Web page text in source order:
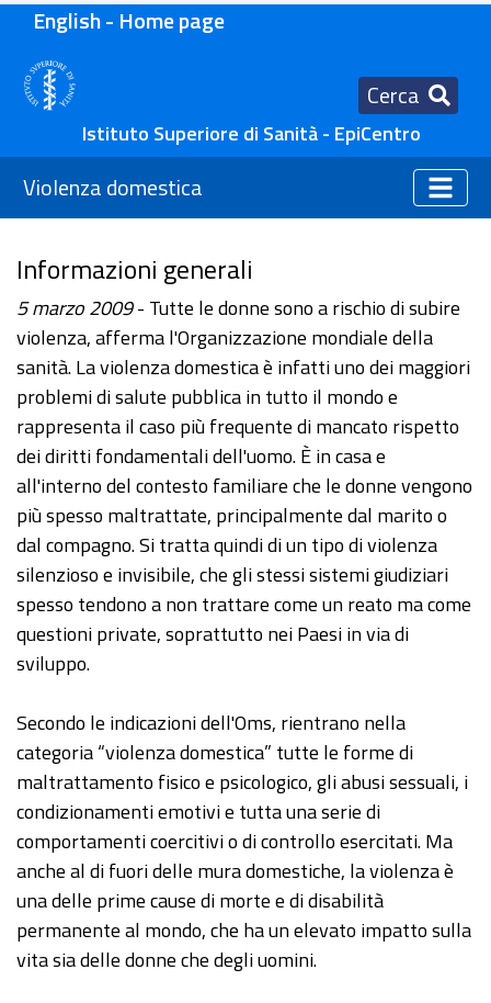
English - Home page
Cerca
Istituto Superiore di Sanità - EpiCentro
Violenza domestica
Informazioni generali
5 marzo 2009- Tutte le donne sono a rischio di subire
violenza, afferma l'Organizzazione mondiale della
sanità. La violenza domestica è infatti uno dei maggiori
problemi di salute pubblica in tutto il mondo e
rappresenta il caso più frequente di mancato rispetto
dei diritti fondamentali dell'uomo. È in casa e
all'interno del contesto familiare che le donne vengono
più spesso maltrattate, principalmente dal marito o
dal compagno. Si tratta quindi di un tipo di violenza
silenzioso e invisibile, che gli stessi sistemi giudiziari
spesso tendono a non trattare come un reato ma come
questioni private, soprattutto nei Paesi in via di
sviluppo.
Secondo le indicazioni dell'Oms, rientrano nella
categoria “violenza domestica” tutte le forme di
maltrattamento fisico e psicologico, gli abusi sessuali, i
condizionamenti emotivi e tutta una serie di
comportamenti coercitivi o di controllo esercitati. Ma
anche al di fuori delle mura domestiche, la violenza è
una delle prime cause di morte e di disabilità
permanente al mondo, che ha un elevato impatto sulla
vita sia delle donne che degli uomini.